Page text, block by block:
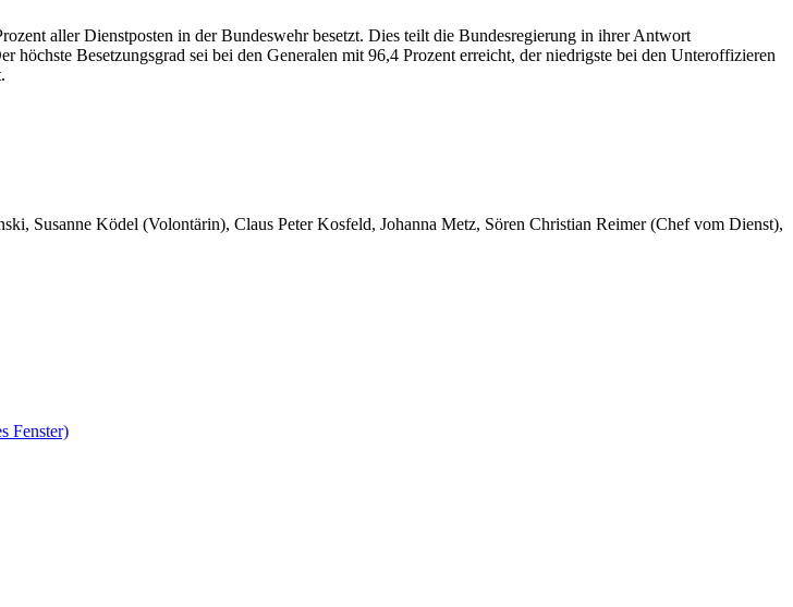
aller Dienstposten in der Bundeswehr besetzt. Dies teilt die Bundesregierung in ihrer Antwort
Besetzungsgrad sei bei den Generalen mit 96,4 Prozent erreicht, der niedrigste bei den Unteroffizieren
Susanne Ködel (Volontärin), Claus Peter Kosfeld, Johanna Metz, Sören Christian Reimer (Chef vom Dienst),
Fenster)